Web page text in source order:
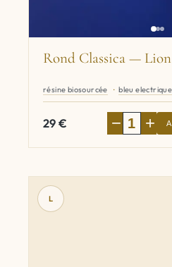
Rond Classica —
résine biosourcée bleu electrique
29€ − +
L